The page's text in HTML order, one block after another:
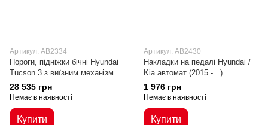
Артикул: AB2334
Пороги, підніжки бічні Hyundai
Tucson 3 з виїзним механізмом
(2015-...)
28 535 грн
Немає в наявності
Купити
Артикул: AB2430
Накладки на педалі Hyundai /
Kia автомат (2015 -...)
1 976 грн
Немає в наявності
Купити